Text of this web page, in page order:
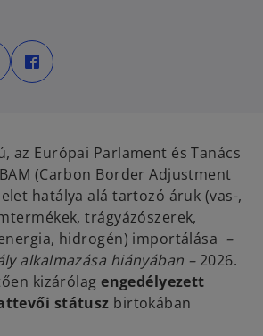
o
p
e
n
w
a
b
p
e
w
t
a
b
az Európai Parlament és Tanács
(Carbon Border Adjustment
hatálya alá tartozó áruk (vas-,
trágyázószerek,
hidrogén) importálása –
alkalmazása hiányában –2026.
kizárólagengedélyezett
státusz birtokában